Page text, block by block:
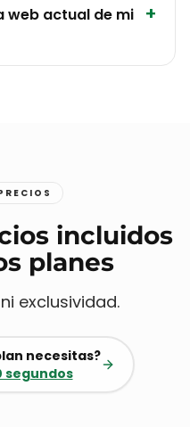
web actual de mi
+
incluidos
planes
exclusividad.
necesitas?
segundos